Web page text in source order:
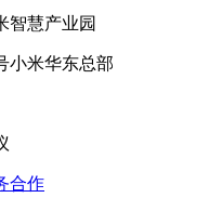
智慧产业园
小米华东总部
合作